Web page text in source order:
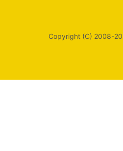
Copyright (C) 2008-